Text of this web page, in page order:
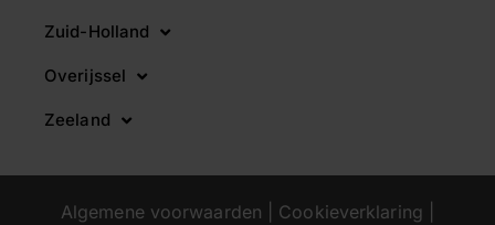
Zuid-Holland
Overijssel
Zeeland
Algemene voorwaarden Cookieverklaring